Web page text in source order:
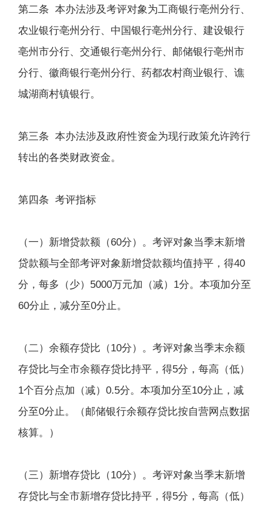
第二条 本办法涉及考评对象为工商银行亳州分行、
农业银行亳州分行、中国银行亳州分行、建设银行
亳州市分行、交通银行亳州分行、邮储银行亳州市
分行、徽商银行亳州分行、药都农村商业银行、谯
城湖商村镇银行。
第三条 本办法涉及政府性资金为现行政策允许跨行
转出的各类财政资金。
第四条 考评指标
（一）新增贷款额（60分）。考评对象当季末新增
贷款额与全部考评对象新增贷款额均值持平，得40
分，每多（少）5000万元加（减）1分。本项加分至
60分止，减分至0分止。
（二）余额存贷比（10分）。考评对象当季末余额
存贷比与全市余额存贷比持平，得5分，每高（低）
1个百分点加（减）0.5分。本项加分至10分止，减
分至0分止。（邮储银行余额存贷比按自营网点数据
核算。）
（三）新增存贷比（10分）。考评对象当季末新增
存贷比与全市新增存贷比持平，得5分，每高（低）